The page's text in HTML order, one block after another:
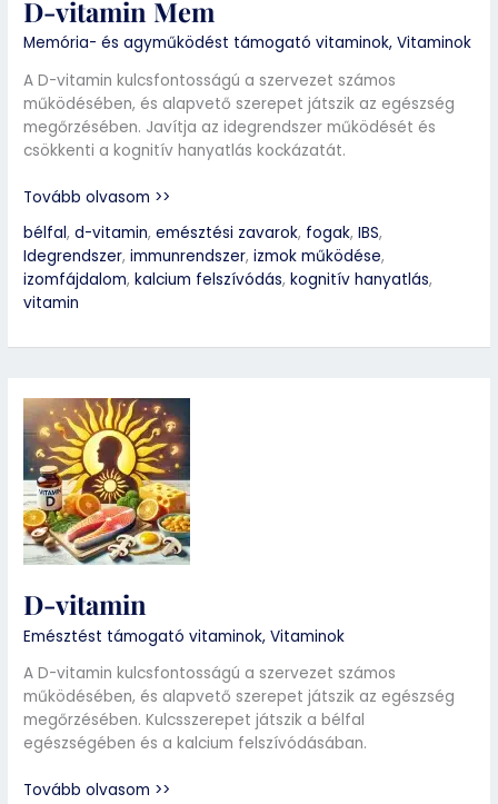
D-vitamin Mem
Memória- és agyműködést támogató vitaminok,Vitaminok
A D-vitamin kulcsfontosságú a szervezet számos
működésében, és alapvető szerepet játszik az egészség
megőrzésében. Javítja az idegrendszer működését és
csökkenti a kognitív hanyatlás kockázatát.
Tovább olvasom >>
bélfal,d-vitamin,emésztési zavarok, fogak,IBS,
Idegrendszer,immunrendszer,izmok működése,
izomfájdalom,kalcium felszívódás,kognitív hanyatlás,
vitamin
D-vitamin
Emésztést támogató vitaminok,Vitaminok
A D-vitamin kulcsfontosságú a szervezet számos
működésében, és alapvető szerepet játszik az egészség
megőrzésében. Kulcsszerepet játszik a bélfal
egészségében és a kalcium felszívódásában.
D-
vitamin
Tovább olvasom >>